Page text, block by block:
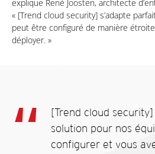
explique René Joosten, architecte
« [Trend cloud security] s’adapte
peut être configuré de manière
déployer. »
[Trend cloud
solution pour nos
configurer et vous